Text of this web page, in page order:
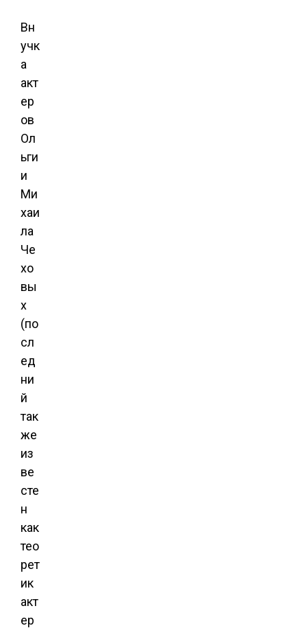
Вн
учк
а
акт
ер
ов
Ол
ьги
и
Ми
хаи
ла
Че
хо
вы
х
(по
сл
ед
ни
й
так
же
из
ве
сте
н
как
тео
рет
ик
акт
ер